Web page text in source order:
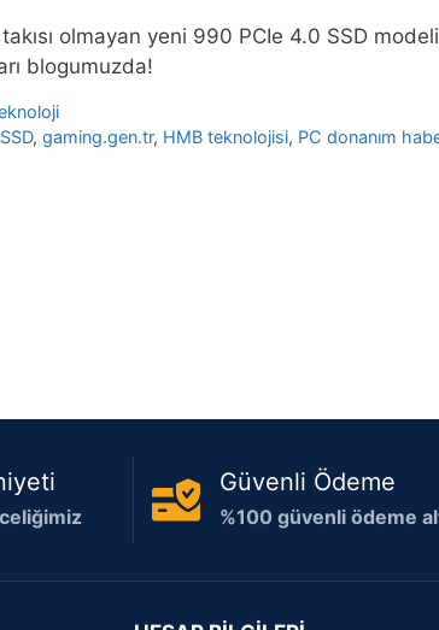
olmayan yeni 990 PCIe 4.0 SSD
blogumuzda!
,gaming.gen.tr, HMB teknolojisi, PC donanım
Güvenli Ödeme
%100 güvenli ödeme